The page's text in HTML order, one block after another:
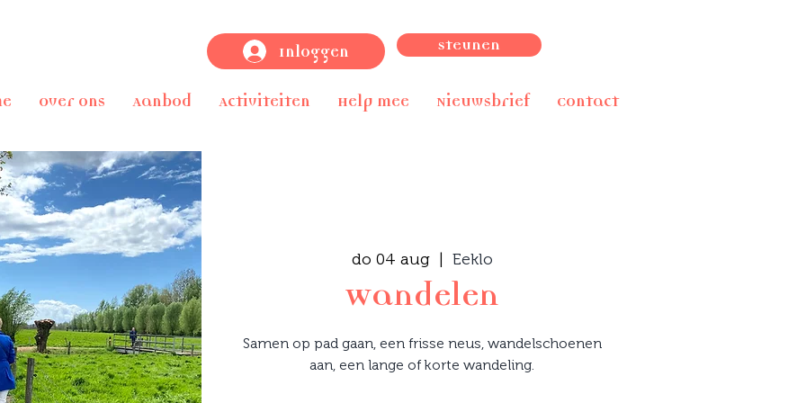
Inloggen Steunen
Over ons Aanbod Activiteiten Help mee Nieuwsbrief Contact
do 04 aug
  |
Eeklo
Wandelen
Samen op pad gaan, een frisse neus, wandelschoenen
aan, een lange of korte wandeling.